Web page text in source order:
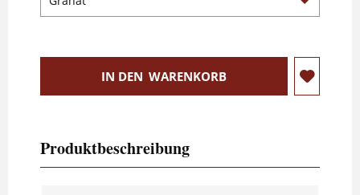
IN DEN WARENKORB
Produktbeschreibung